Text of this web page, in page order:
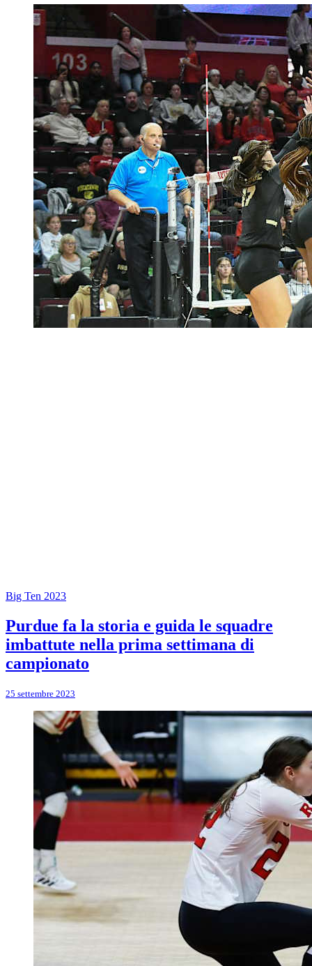
Big Ten 2023
Purdue fa la storia e guida le squadre
imbattute nella prima settimana di
campionato
25 settembre 2023